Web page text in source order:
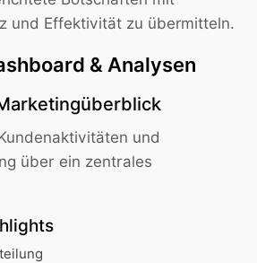
und Effektivität zu übermitteln.
& Analysen
und
über ein zentrales